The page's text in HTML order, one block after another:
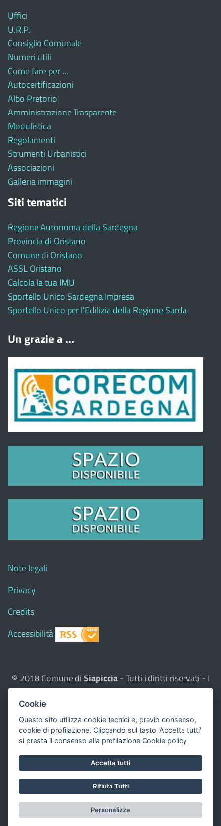
Uffici
U.R.P.
Consiglio Comunale
Numeri utili
Come fare per ...
Autocertificazioni
Albo Pretorio
Amministrazione Trasparente
Modulistica
Regolamenti
Strumenti Urbanistici
Associazioni
Galleria immagini
Siti tematici
Regione Autonoma della Sardegna
Provincia di Oristano
Comune di Oristano
ASSL Oristano
Calcola la tua IMU
Sportello Unico Sardegna Impresa
Sportello Unico per l'Edilizia della Regione Sarda
Un grazie a ...
Note legali
Privacy
Credits
Accessibilità
© 2018 Comune diSiapiccia- Tutti i diritti riservati - I
contenuti del sito, testi e immagini sono di proprietà
del Comune - CMS:
Questo sito utilizza, nella versione per UTENTI CON
DISLESSIA,Biancoenero ®, una font italiana ad Alta
Leggibilità.
Valuta questo sito
Dichiarazione di accessibilità
redatta il 16.05.2023
Impostazione cookie
Cookie
Questo sito utilizza cookie tecnici e, previo consenso,
cookie di profilazione. Cliccando sul tasto 'Accetta tutti'
si presta il consenso alla profilazione Cookie policy
Accetta tutti
Rifiuta Tutti
Personalizza